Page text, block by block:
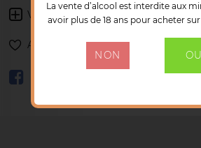
Voir les autres produits : TEANINICH
Ajouter à ma liste de souhaits
La vente d’alcool est interdite aux
avoir plus de 18 ans pour acheter
NON OUI